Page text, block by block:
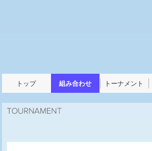
トップ 組み合わせ トーナメント